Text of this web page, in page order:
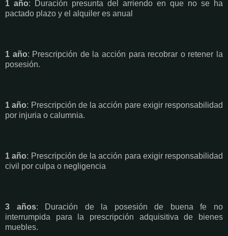
1 año: Duración presunta del arriendo en que no se ha
pactado plazo y el alquiler es anual
1 año: Prescripción de la acción para recobrar o retener la
posesión.
1 año: Prescripción de la acción pare exigir responsabilidad
por injuria o calumnia.
1 año: Prescripción de la acción para exigir responsabilidad
civil por culpa o negligencia
3 años: Duración de la posesión de buena fe no
interrumpida para la prescripción adquisitiva de bienes
muebles.